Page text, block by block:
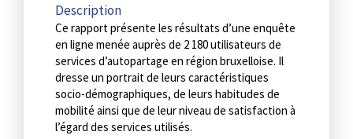
Description
Ce rapport présente les résultats d’une enquête
en ligne menée auprès de 2 180 utilisateurs de
services d’autopartage en région bruxelloise. Il
dresse un portrait de leurs caractéristiques
socio-démographiques, de leurs habitudes de
mobilité ainsi que de leur niveau de satisfaction à
l’égard des services utilisés.